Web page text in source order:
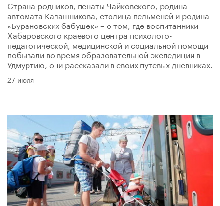
Страна родников, пенаты Чайковского, родина
автомата Калашникова, столица пельменей и родина
«Бурановских бабушек» – о том, где воспитанники
Хабаровского краевого центра психолого-
педагогической, медицинской и социальной помощи
побывали во время образовательной экспедиции в
Удмуртию, они рассказали в своих путевых дневниках.
27 июля